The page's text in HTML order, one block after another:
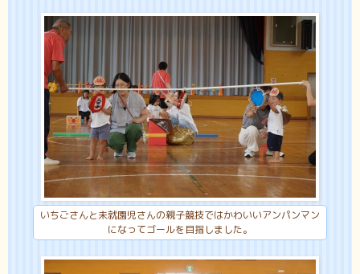
いちごさんと未就園児さんの親子競技ではかわいいアンパンマン
になってゴールを目指しました。